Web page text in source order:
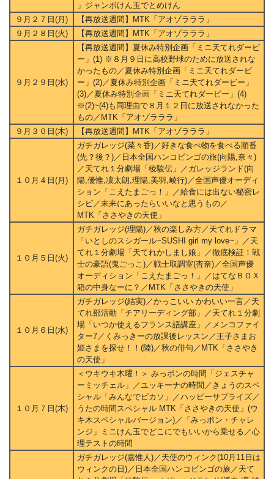
」ジャンボけん玉でとめけん
９月２７日(月)
【再放送週間】MTK「アオゾラララ」
９月２８日(火)
【再放送週間】MTK「アオゾラララ」
９月２９日(水)
【再放送週間】夏休み特別企画「ミニ天てれダービ
ー」(1) ※８月９日に高校野球のために放送されな
かったもの／夏休み特別企画「ミニ天てれダービ
ー」(2)／夏休み特別企画「ミニ天てれダービー」
(3)／夏休み特別企画「ミニ天てれダービー」(4)
※(2)~(4)も同理由で８月１２日に放送されなかった
もの／MTK「アオゾラララ」
９月３０日(木)
【再放送週間】MTK「アオゾラララ」
１０月４日(月)
ガチガレッジ(菜々香)／好きな食べ物を食べる順番
(先？後？)／日本全国ハンコビンゴの旅(向陽,奈々)
／天てれ１分劇場「稜駿伝」／ガレッジランド(向
陽,優惟,凜太朗,理陽,美羽,崚行)／全国声優オーディ
ション「こえたまごっ！」／給食には出ない秘密レ
シピ／未来にあったらいいなと思うもの／
MTK「ささやきの天使」
１０月５日(火)
ガチガレッジ(理陽)／秋の楽しみ方／天てれドラマ
「いとしのスシガール~SUSHI girl my love~」／天
てれ１分劇場「天てれかしまし娘」／徹底検証！戦
士の豪語(鬼ごっこ)／戦士取調室(杏奈)／全国声優
オーディション「こえたまごっ！」／はてなＢＯＸ
箱の中身なーに？／MTK「ささやきの天使」
１０月６日(水)
ガチガレッジ(結実)／かっこいい かわいい一言／天
てれ部活動「チアリーディング部」／天てれ１分劇
場「いつか使えるフランス語講座」／メンコファイ
ター7／くみっきーの放課後レッスン／王子さまお
姫さまを探せ！！(陸)／秋の俳句／MTK「ささやき
の天使」
１０月７日(木)
＜ウキウキ木曜！＞ みっポンの時間「ジェスチャ
ーミッチェル」／ユッキーナの時間／きょうのスペ
シャル「みんなでピカソ」／ハッピーサプライズ／
うたの時間スペシャル MTK「ささやきの天使」(ウ
キ木スペシャルバージョン)／「みっポン・チャレ
ンジ」ミニけん玉でどこにでもいいから乗せる／心
理テストの時間
ガチガレッジ(嘉惟人)／天使のウィンク(10月11日は
ウィンクの日)／日本全国ハンコビンゴの旅／天て